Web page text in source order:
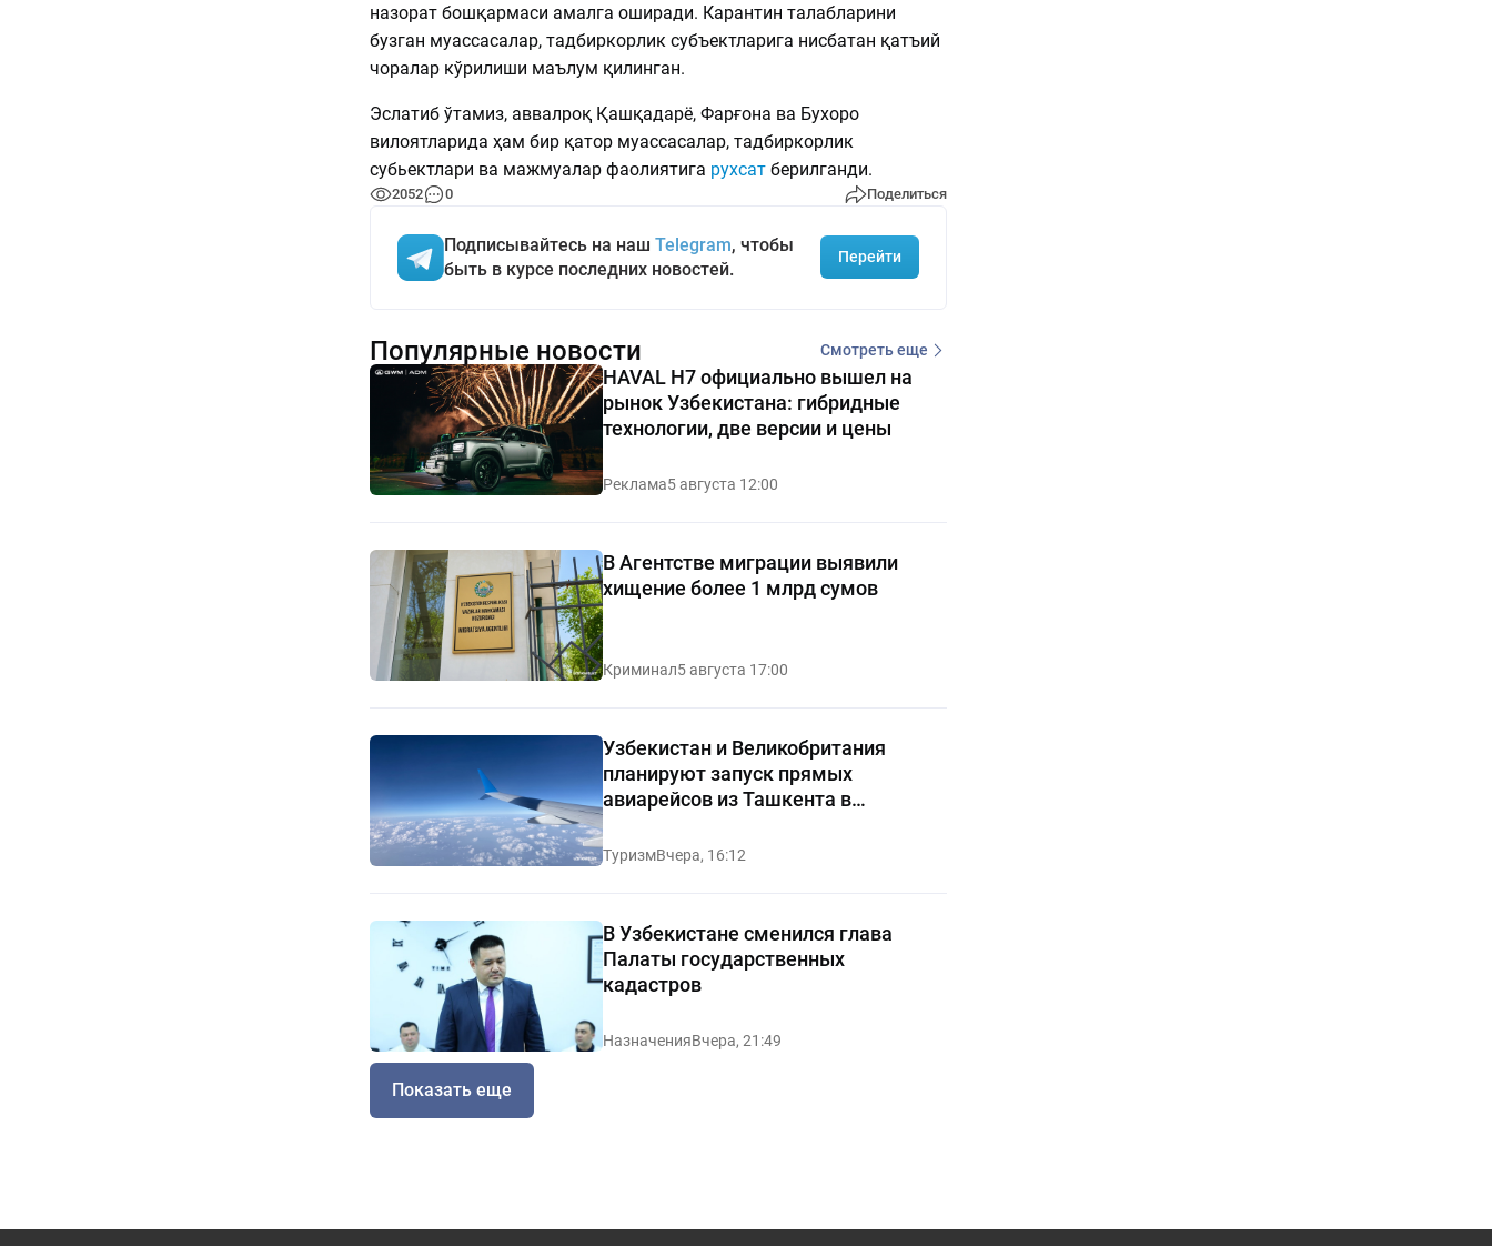
назорат бошқармаси амалга оширади. Карантин талабларини
бузган муассасалар, тадбиркорлик субъектларига нисбатан қатъий
чоралар кўрилиши маълум қилинган.
Эслатиб ўтамиз, аввалроқ Қашқадарё, Фарғона ва Бухоро
вилоятларида ҳам бир қатор муассасалар, тадбиркорлик
субьектлари ва мажмуалар фаолиятига рухсатберилганди.
2052 0 Поделиться
Подписывайтесь на наш Telegram, чтобы
быть в курсе последних новостей.
Перейти
Популярные новости Смотреть еще
HAVAL H7 официально вышел на
рынок Узбекистана: гибридные
технологии, две версии и цены
Реклама5 августа 12:00
В Агентстве миграции выявили
хищение более 1 млрд сумов
Криминал5 августа 17:00
Узбекистан и Великобритания
планируют запуск прямых
авиарейсов из Ташкента в
Манчестер
ТуризмВчера, 16:12
В Узбекистане сменился глава
Палаты государственных
кадастров
НазначенияВчера, 21:49
Показать еще